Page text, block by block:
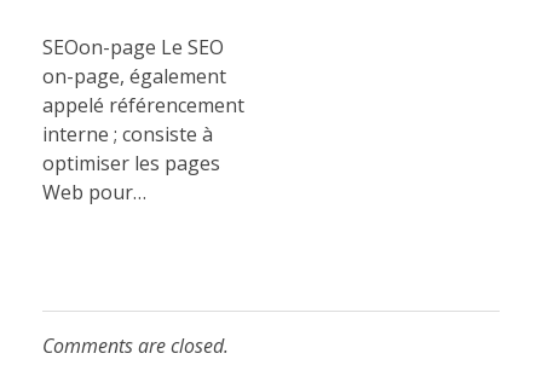
SEOon-page Le SEO
on-page, également
appelé référencement
interne ; consiste à
optimiser les pages
Web pour…
Comments are closed.